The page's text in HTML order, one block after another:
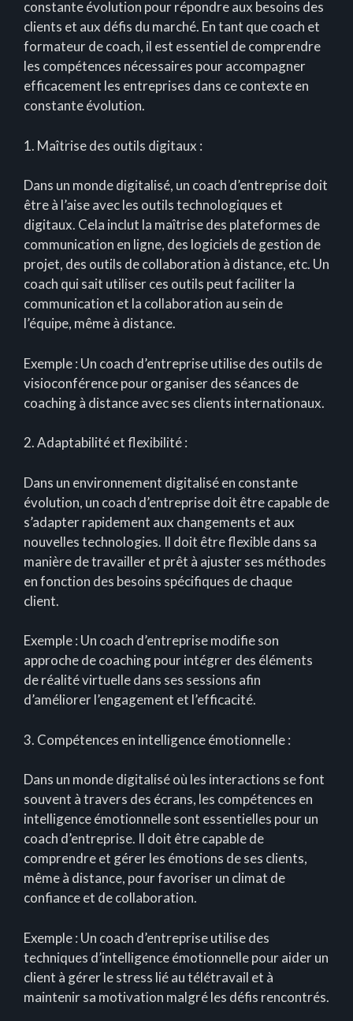
constante évolution pour répondre aux besoins des
clients et aux défis du marché. En tant que coach et
formateur de coach, il est essentiel de comprendre
les compétences nécessaires pour accompagner
efficacement les entreprises dans ce contexte en
constante évolution.
1. Maîtrise des outils digitaux :
Dans un monde digitalisé, un coach d’entreprise doit
être à l’aise avec les outils technologiques et
digitaux. Cela inclut la maîtrise des plateformes de
communication en ligne, des logiciels de gestion de
projet, des outils de collaboration à distance, etc. Un
coach qui sait utiliser ces outils peut faciliter la
communication et la collaboration au sein de
l’équipe, même à distance.
Exemple : Un coach d’entreprise utilise des outils de
visioconférence pour organiser des séances de
coaching à distance avec ses clients internationaux.
2. Adaptabilité et flexibilité :
Dans un environnement digitalisé en constante
évolution, un coach d’entreprise doit être capable de
s’adapter rapidement aux changements et aux
nouvelles technologies. Il doit être flexible dans sa
manière de travailler et prêt à ajuster ses méthodes
en fonction des besoins spécifiques de chaque
client.
Exemple : Un coach d’entreprise modifie son
approche de coaching pour intégrer des éléments
de réalité virtuelle dans ses sessions afin
d’améliorer l’engagement et l’efficacité.
3. Compétences en intelligence émotionnelle :
Dans un monde digitalisé où les interactions se font
souvent à travers des écrans, les compétences en
intelligence émotionnelle sont essentielles pour un
coach d’entreprise. Il doit être capable de
comprendre et gérer les émotions de ses clients,
même à distance, pour favoriser un climat de
confiance et de collaboration.
Exemple : Un coach d’entreprise utilise des
techniques d’intelligence émotionnelle pour aider un
client à gérer le stress lié au télétravail et à
maintenir sa motivation malgré les défis rencontrés.